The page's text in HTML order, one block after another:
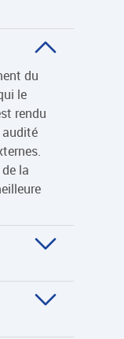
du
le
rendu
la